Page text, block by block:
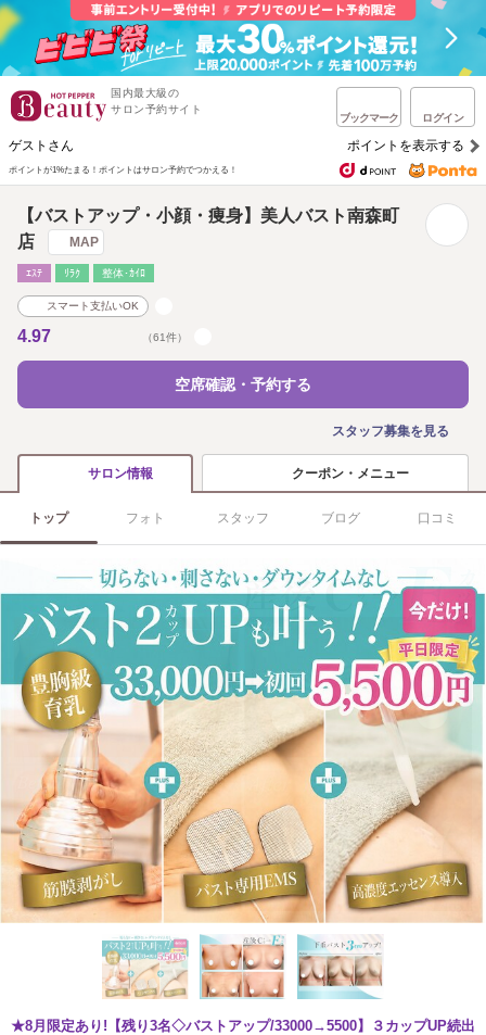
国内最大級の
サロン予約サイト
ブックマーク ログイン
ゲストさん ポイントを表示する
ポイントが1%たまる！ ポイントはサロン予約でつかえる！
【バストアップ・小顔・痩身】美人バスト南森町
店
MAP
ｴｽﾃ ﾘﾗｸ 整体･ｶｲﾛ
スマート支払いOK
4.97 （61件）
空席確認・予約する
スタッフ募集を見る
サロン情報 クーポン・メニュー
トップ フォト スタッフ ブログ 口コミ
★8月限定あり!【残り3名◇バストアップ/33000→5500】３カップUP続出